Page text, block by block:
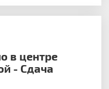
в центре
- Сдача